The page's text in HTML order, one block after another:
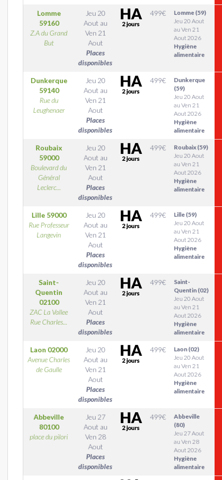
Lomme
59160
Z.A du Grand
But
Jeu 20
Aout au
Ven 21
Aout
Places
disponibles
499€
Lomme (59)
Jeu 20 Aout
au Ven 21
Aout 2026
Hygiène
alimentaire
Dunkerque
59140
Rue du
Leughenaer
Jeu 20
Aout au
Ven 21
Aout
Places
disponibles
499€
Dunkerque
(59)
Jeu 20 Aout
au Ven 21
Aout 2026
Hygiène
alimentaire
Roubaix
59000
Boulevard du
Général
Leclerc...
Jeu 20
Aout au
Ven 21
Aout
Places
disponibles
499€
Roubaix (59)
Jeu 20 Aout
au Ven 21
Aout 2026
Hygiène
alimentaire
Lille 59000
Rue Professeur
Langevin
Jeu 20
Aout au
Ven 21
Aout
Places
disponibles
499€
Lille (59)
Jeu 20 Aout
au Ven 21
Aout 2026
Hygiène
alimentaire
Saint-
Quentin
02100
ZAC La Vallee
Rue Charles...
Jeu 20
Aout au
Ven 21
Aout
Places
disponibles
499€
Saint-
Quentin (02)
Jeu 20 Aout
au Ven 21
Aout 2026
Hygiène
alimentaire
Laon 02000
Avenue Charles
de Gaulle
Jeu 20
Aout au
Ven 21
Aout
Places
disponibles
499€
Laon (02)
Jeu 20 Aout
au Ven 21
Aout 2026
Hygiène
alimentaire
Abbeville
80100
place du pilori
Jeu 27
Aout au
Ven 28
Aout
Places
disponibles
499€
Abbeville
(80)
Jeu 27 Aout
au Ven 28
Aout 2026
Hygiène
alimentaire